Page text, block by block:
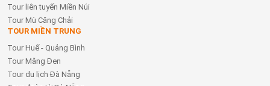
Tour liên tuyến Miền Núi
Tour Mù Căng Chải
TOUR MIỀN TRUNG
Tour Huế - Quảng Bình
Tour Măng Đen
Tour du lịch Đà Nẵng